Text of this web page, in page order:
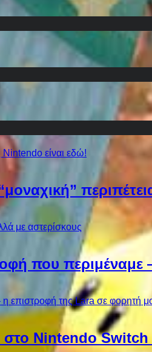
που περιμέναμε
Nintendo